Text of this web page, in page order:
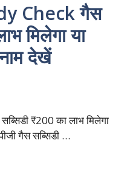
Check गैस
मिलेगा या
देखें
₹200 का लाभ मिलेगा
गैस सब्सिडी …